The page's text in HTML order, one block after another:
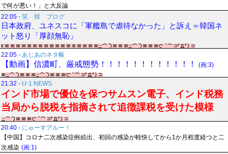
で何が悪い！」と大反論
22:05 - 笑 韓 ブログ
日本政府、ユネスコに「軍艦島で虐待なかった」と訴え＝韓国ネ
ット怒り「厚顔無恥」
22:05 - あじあのネタ帳
【動画】信濃町、厳戒態勢！！！！！！！！！！！！ (画:3)
21:32 - U-1 NEWS.
インド市場で優位を保つサムスン電子、インド税務
当局から脱税を指摘されて追徴課税を受けた模様
20:40 - にゅーすアルー！
【中国】コロナ二次感染症例続出、初回の感染が軽快してから1か月程度経つと二
次感染 (画:1)